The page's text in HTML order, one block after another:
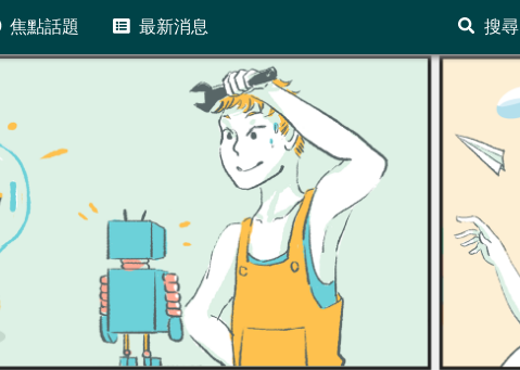
焦點話題 最新消息 搜尋